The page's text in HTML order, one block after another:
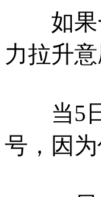
如果
力拉升
当5日
号，因